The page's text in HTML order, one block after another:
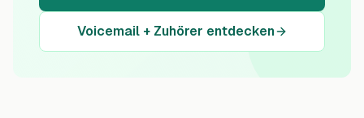
Voicemail + Zuhörer entdecken